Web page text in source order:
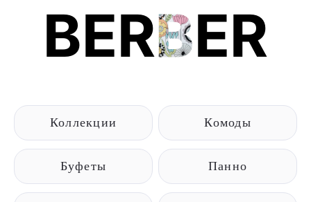
BERBER
Коллекции Комоды
Буфеты Панно